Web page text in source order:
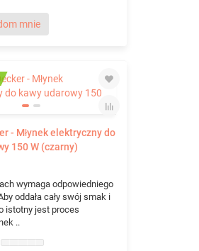
mnie
- Młynek elektryczny do
150 W (czarny)
wymaga odpowiedniego
oddała cały swój smak i
istotny jest proces
..